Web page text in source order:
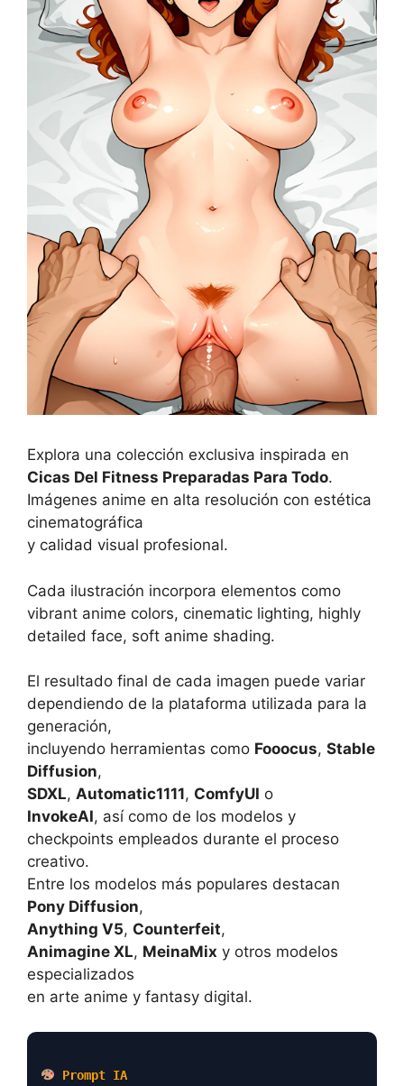
Explora una colección exclusiva inspirada en
Cicas Del Fitness Preparadas Para Todo.
Imágenes anime en alta resolución con estética
cinematográfica
y calidad visual profesional.
Cada ilustración incorpora elementos como
vibrant anime colors, cinematic lighting, highly
detailed face, soft anime shading.
El resultado final de cada imagen puede variar
dependiendo de la plataforma utilizada para la
generación,
incluyendo herramientas como Fooocus, Stable
Diffusion,
SDXL, Automatic1111, ComfyUI o
InvokeAI, así como de los modelos y
checkpoints empleados durante el proceso
creativo.
Entre los modelos más populares destacan
Pony Diffusion,
Anything V5, Counterfeit,
Animagine XL, MeinaMix y otros modelos
especializados
en arte anime y fantasy digital.
Prompt IA